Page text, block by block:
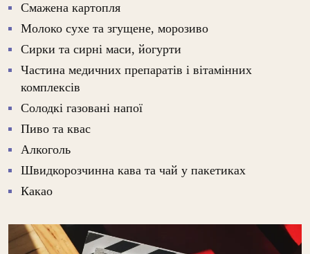
Смажена картопля
Молоко сухе та згущене, морозиво
Сирки та сирні маси, йогурти
Частина медичних препаратів і вітамінних
комплексів
Солодкі газовані напої
Пиво та квас
Алкоголь
Швидкорозчинна кава та чай у пакетиках
Какао